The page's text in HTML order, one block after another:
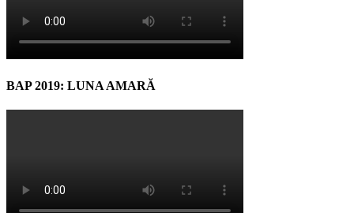
BAP 2019: LUNA AMARĂ